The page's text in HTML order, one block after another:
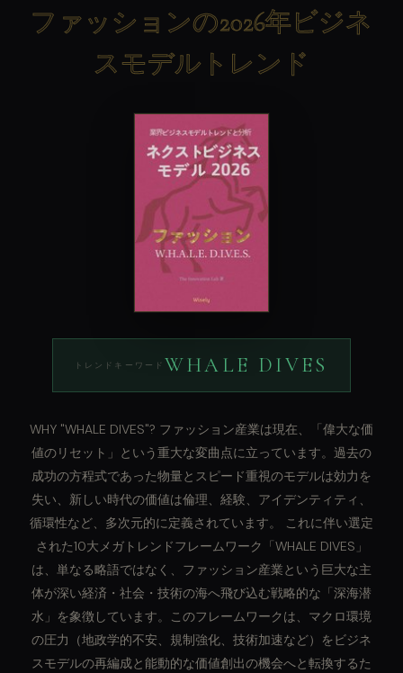
ファッションの2026年ビジネ
スモデルトレンド
トレンドキーワード WHALE DIVES
WHY "WHALE DIVES"? ファッション産業は現在、「偉大な価
値のリセット」という重大な変曲点に立っています。過去の
成功の方程式であった物量とスピード重視のモデルは効力を
失い、新しい時代の価値は倫理、経験、アイデンティティ、
循環性など、多次元的に定義されています。 これに伴い選定
された10大メガトレンドフレームワーク「WHALE DIVES」
は、単なる略語ではなく、ファッション産業という巨大な主
体が深い経済・社会・技術の海へ飛び込む戦略的な「深海潜
水」を象徴しています。このフレームワークは、マクロ環境
の圧力（地政学的不安、規制強化、技術加速など）をビジネ
スモデルの再編成と能動的な価値創出の機会へと転換するた